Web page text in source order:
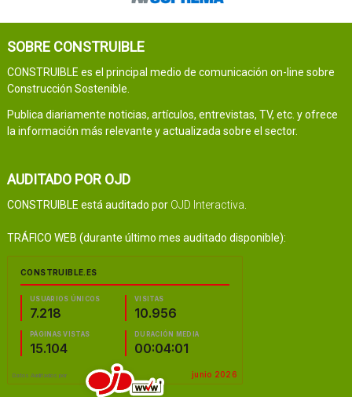
SOBRE CONSTRUIBLE
CONSTRUIBLE es el principal medio de comunicación on-line sobre
Construcción Sostenible.
Publica diariamente noticias, artículos, entrevistas, TV, etc. y ofrece
la información más relevante y actualizada sobre el sector.
AUDITADO POR OJD
CONSTRUIBLE está auditado por OJD Interactiva
TRÁFICO WEB (durante último mes auditado disponible):